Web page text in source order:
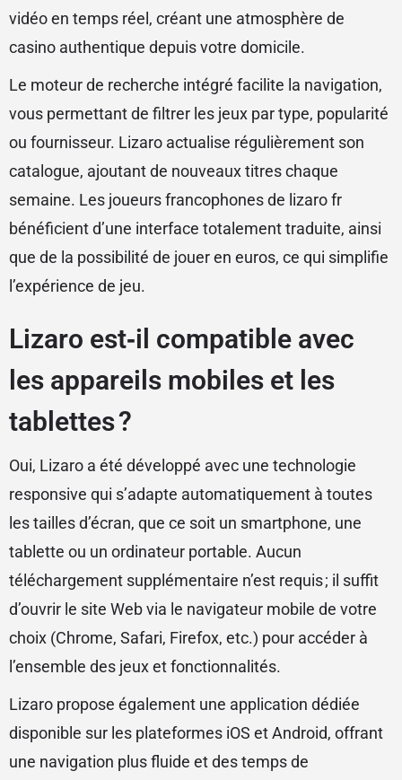
vidéo en temps réel, créant une atmosphère de
casino authentique depuis votre domicile.
Le moteur de recherche intégré facilite la navigation,
vous permettant de filtrer les jeux par type, popularité
ou fournisseur. Lizaro actualise régulièrement son
catalogue, ajoutant de nouveaux titres chaque
semaine. Les joueurs francophones de lizaro fr
bénéficient d’une interface totalement traduite, ainsi
que de la possibilité de jouer en euros, ce qui simplifie
l’expérience de jeu.
Lizaro est‑il compatible avec
les appareils mobiles et les
tablettes ?
Oui, Lizaro a été développé avec une technologie
responsive qui s’adapte automatiquement à toutes
les tailles d’écran, que ce soit un smartphone, une
tablette ou un ordinateur portable. Aucun
téléchargement supplémentaire n’est requis ; il suffit
d’ouvrir le site Web via le navigateur mobile de votre
choix (Chrome, Safari, Firefox, etc.) pour accéder à
l’ensemble des jeux et fonctionnalités.
Lizaro propose également une application dédiée
disponible sur les plateformes iOS et Android, offrant
une navigation plus fluide et des temps de